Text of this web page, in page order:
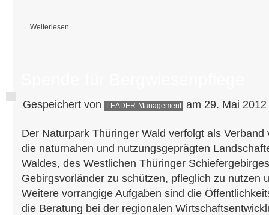
Weiterlesen
Gespeichert von LEADER-Management am 29. Mai
Der Naturpark Thüringer Wald verfolgt als
die naturnahen und nutzungsgeprägten
Waldes, des Westlichen Thüringer
Gebirgsvorländer zu schützen, pfleglich zu nutzen
Weitere vorrangige Aufgaben sind die
die Beratung bei der regionalen